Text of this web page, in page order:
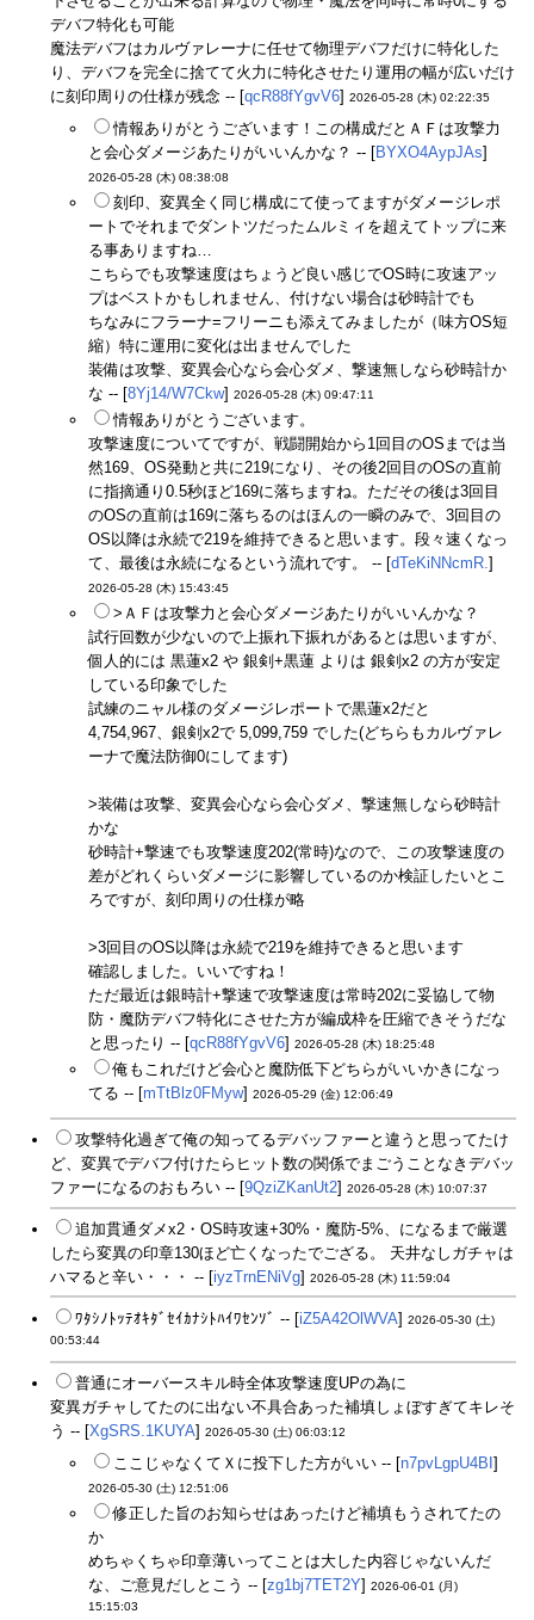
デバフ特化も可能
魔法デバフはカルヴァレーナに任せて物理デバフだけに特化した
り、デバフを完全に捨てて火力に特化させたり運用の幅が広いだけ
に刻印周りの仕様が残念 -- [qcR88fYgvV6] 2026-05-28 (木) 02:22:35
情報ありがとうございます！この構成だとＡＦは攻撃力
と会心ダメージあたりがいいんかな？ -- [BYXO4AypJAs]
2026-05-28 (木) 08:38:08
刻印、変異全く同じ構成にて使ってますがダメージレポ
ートでそれまでダントツだったムルミィを超えてトップに来
る事ありますね…
こちらでも攻撃速度はちょうど良い感じでOS時に攻速アッ
プはベストかもしれません、付けない場合は砂時計でも
ちなみにフラーナ=フリーニも添えてみましたが（味方OS短
縮）特に運用に変化は出ませんでした
装備は攻撃、変異会心なら会心ダメ、撃速無しなら砂時計か
な -- [8Yj14/W7Ckw] 2026-05-28 (木) 09:47:11
情報ありがとうございます。
攻撃速度についてですが、戦闘開始から1回目のOSまでは当
然169、OS発動と共に219になり、その後2回目のOSの直前
に指摘通り0.5秒ほど169に落ちますね。ただその後は3回目
のOSの直前は169に落ちるのはほんの一瞬のみで、3回目の
OS以降は永続で219を維持できると思います。段々速くなっ
て、最後は永続になるという流れです。 -- [dTeKiNNcmR. ]
2026-05-28 (木) 15:43:45
>ＡＦは攻撃力と会心ダメージあたりがいいんかな？
試行回数が少ないので上振れ下振れがあるとは思いますが、
個人的には 黒蓮x2 や 銀剣+黒蓮 よりは 銀剣x2 の方が安定
している印象でした
試練のニャル様のダメージレポートで黒蓮x2だと
4,754,967、銀剣x2で 5,099,759 でした(どちらもカルヴァレ
ーナで魔法防御0にしてます)
>装備は攻撃、変異会心なら会心ダメ、撃速無しなら砂時計
かな
砂時計+撃速でも攻撃速度202(常時)なので、この攻撃速度の
差がどれくらいダメージに影響しているのか検証したいとこ
ろですが、刻印周りの仕様が略
>3回目のOS以降は永続で219を維持できると思います
確認しました。いいですね！
ただ最近は銀時計+撃速で攻撃速度は常時202に妥協して物
防・魔防デバフ特化にさせた方が編成枠を圧縮できそうだな
と思ったり -- [qcR88fYgvV6] 2026-05-28 (木) 18:25:48
俺もこれだけど会心と魔防低下どちらがいいかきになっ
てる -- [mTtBlz0FMyw] 2026-05-29 (金) 12:06:49
攻撃特化過ぎて俺の知ってるデバッファーと違うと思ってたけ
ど、変異でデバフ付けたらヒット数の関係でまごうことなきデバッ
ファーになるのおもろい -- [9QziZKanUt2] 2026-05-28 (木) 10:07:37
追加貫通ダメx2・OS時攻速+30%・魔防-5%、になるまで厳選
したら変異の印章130ほど亡くなったでござる。 天井なしガチャは
ハマると辛い・・・ -- [iyzTrnENiVg] 2026-05-28 (木) 11:59:04
ﾜﾀｼﾉﾄｯﾃｵｷﾀﾞｾｲｶﾅｼﾄﾊｲﾜｾﾝｿﾞ -- [iZ5A42OlWVA] 2026-05-30 (土)
00:53:44
普通にオーバースキル時全体攻撃速度UPの為に
変異ガチャしてたのに出ない不具合あった補填しょぼすぎてキレそ
う -- [XgSRS.1KUYA] 2026-05-30 (土) 06:03:12
ここじゃなくてＸに投下した方がいい -- [n7pvLgpU4BI ]
2026-05-30 (土) 12:51:06
修正した旨のお知らせはあったけど補填もうされてたの
か
めちゃくちゃ印章薄いってことは大した内容じゃないんだ
な、ご意見だしとこう -- [zg1bj7TET2Y] 2026-06-01 (月)
15:15:03